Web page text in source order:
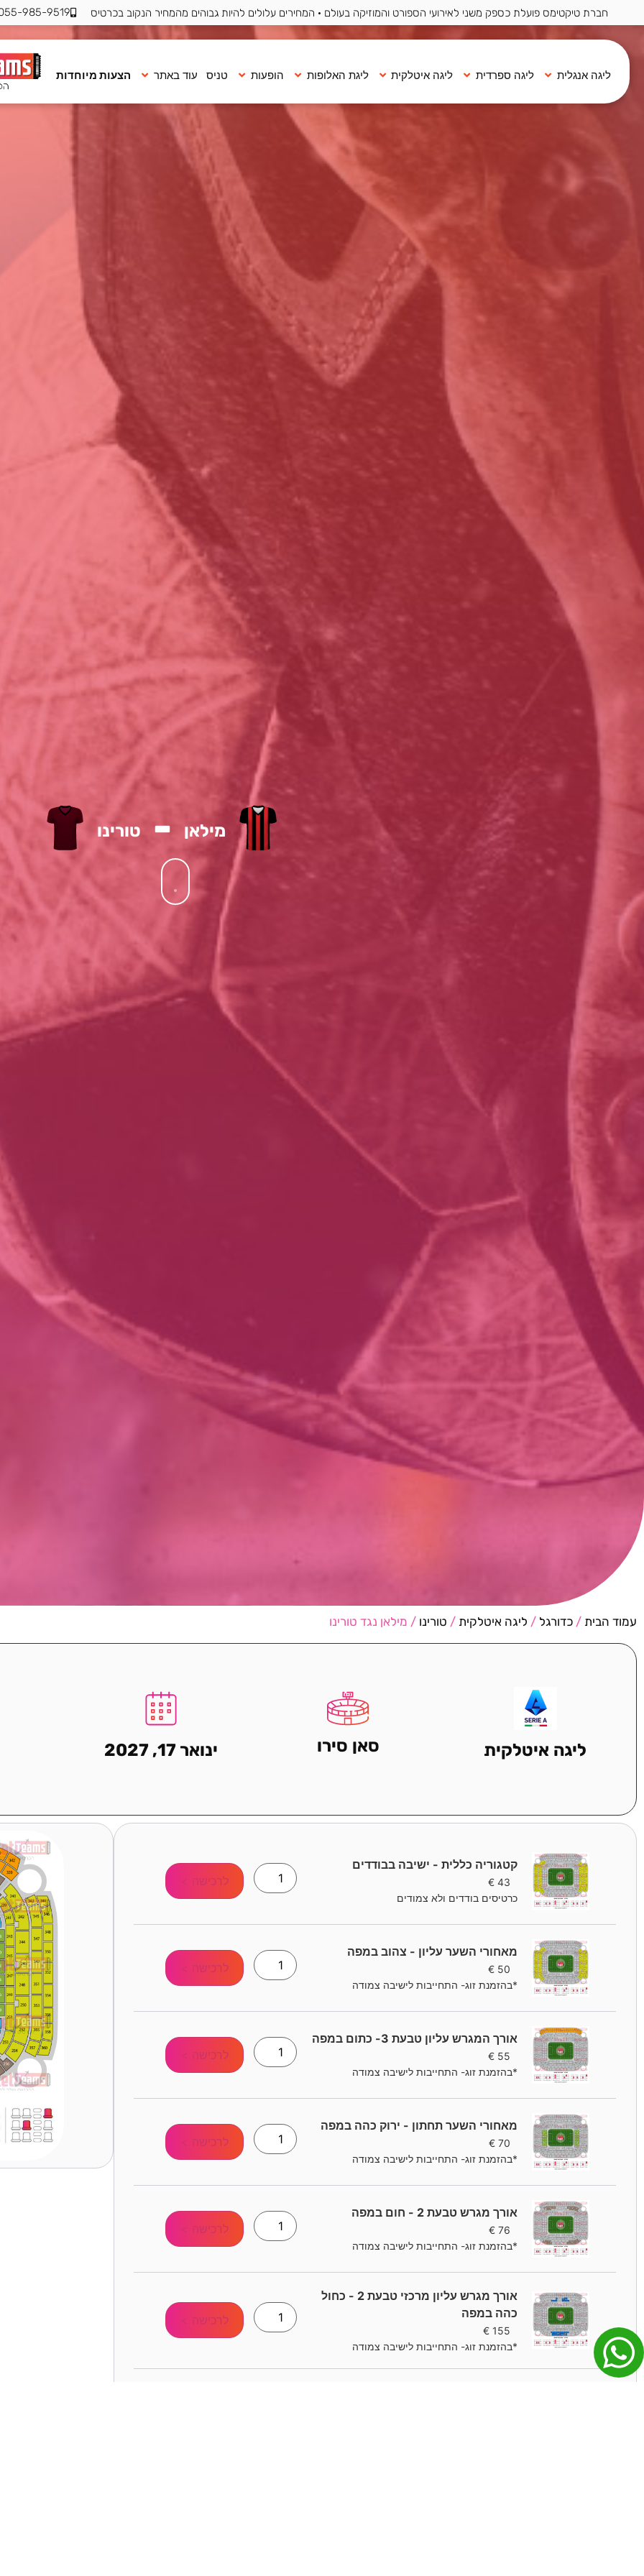
חברת טיקטימס פועלת כספק משני לאירועי הספורט והמוזיקה בעולם · המחירים עלולים להיות גבוהים מהמחיר הנקוב בכרטיס 985-9519
ליגה אנגלית ליגה ספרדית ליגה איטלקית ליגת האלופות הופעות טניס עוד באתר הצעות מיוחדות
מילאן - טורינו
עמוד הבית / כדורגל / ליגה איטלקית / טורינו / מילאן נגד טורינו
ליגה איטלקית סאן סירו ינואר 17, 2027
קטגוריה כללית - ישיבה בבודדים
43
€
כרטיסים בודדים ולא צמודים
לרכישה >
מאחורי השער עליון - צהוב במפה
50
€
*בהזמנת זוג- התחייבות לישיבה צמודה
לרכישה >
אורך המגרש עליון טבעת 3- כתום במפה
55
€
*בהזמנת זוג- התחייבות לישיבה צמודה
לרכישה >
מאחורי השער תחתון - ירוק כהה במפה
70
€
*בהזמנת זוג- התחייבות לישיבה צמודה
לרכישה >
אורך מגרש טבעת 2 - חום במפה
76
€
*בהזמנת זוג- התחייבות לישיבה צמודה
לרכישה >
אורך מגרש עליון מרכזי טבעת 2 - כחול
כהה במפה
155
€
*בהזמנת זוג- התחייבות לישיבה צמודה
לרכישה >